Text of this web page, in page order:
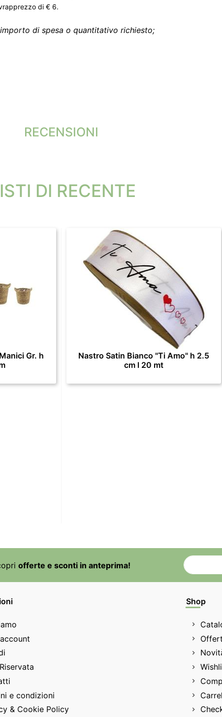
di € 6.
di spesa o quantitativo richiesto;
RECENSIONI
DI RECENTE
Gr. h
Nastro Satin Bianco "Ti Amo" h 2.5
cm l 20 mt
offerte e sconti in anteprima!
e condizioni
& Cookie Policy
Shop